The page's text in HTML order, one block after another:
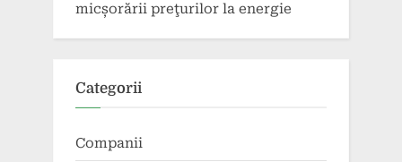
micșorării preţurilor la energie
Categorii
Companii